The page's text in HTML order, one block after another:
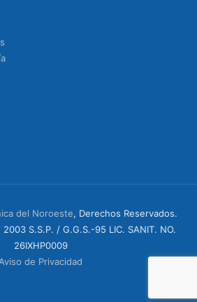
del Noroeste, Derechos Reservados.
2003 S.S.P. / G.G.S.-95 LIC. SANIT. NO.
26IXHP0009
Aviso de Privacidad